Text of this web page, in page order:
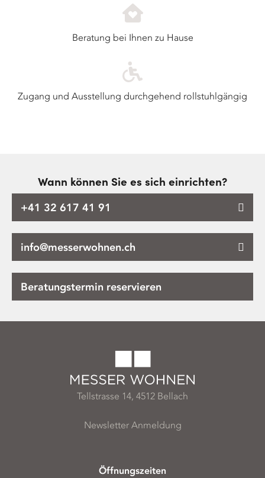
Beratung bei Ihnen zu Hause
Zugang und Ausstellung durchgehend rollstuhlgängig
Wann können Sie es sich einrichten?
+41 32 617 41 91
info@messerwohnen.ch
Beratungstermin reservieren
Tellstrasse 14, 4512 Bellach
Newsletter Anmeldung
Öffnungszeiten